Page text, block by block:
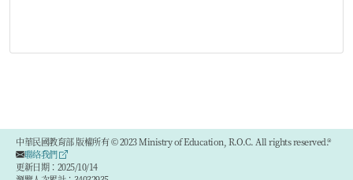
中華民國教育部 版權所有 © 2023 Ministry of Education, R.O.C. All rights reserved.®
聯絡我們
更新日期：2025/10/14